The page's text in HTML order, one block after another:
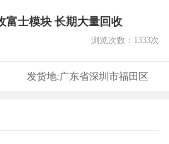
富士模块 长期大量回收
浏览次数： 1333次
发货地:广东省深圳市福田区